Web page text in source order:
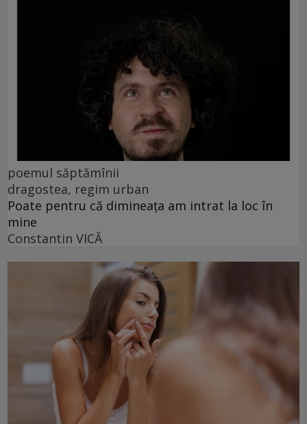
poemul săptămînii
dragostea, regim urban
Poate pentru că dimineața am intrat la loc în
mine
Constantin VICĂ